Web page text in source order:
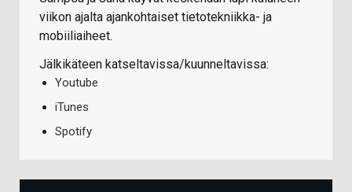
viikon ajalta ajankohtaiset tietotekniikka- ja
mobiiliaiheet.
Jälkikäteen katseltavissa/kuunneltavissa:
Youtube
iTunes
Spotify